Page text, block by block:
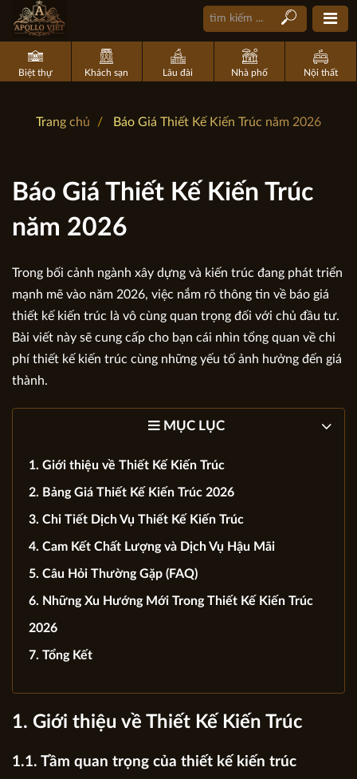
Biệt thự Khách sạn Lâu đài Nhà phố Nội thất
Trang chủ Báo Giá Thiết Kế Kiến Trúc năm 2026
Báo Giá Thiết Kế Kiến Trúc
năm 2026
Trong bối cảnh ngành xây dựng và kiến trúc đang phát triển
mạnh mẽ vào năm 2026, việc nắm rõ thông tin về báo giá
thiết kế kiến trúc là vô cùng quan trọng đối với chủ đầu tư.
Bài viết này sẽ cung cấp cho bạn cái nhìn tổng quan về chi
phí thiết kế kiến trúc cùng những yếu tố ảnh hưởng đến giá
thành.
MỤC LỤC
1. Giới thiệu về Thiết Kế Kiến Trúc
2. Bảng Giá Thiết Kế Kiến Trúc 2026
3. Chi Tiết Dịch Vụ Thiết Kế Kiến Trúc
4. Cam Kết Chất Lượng và Dịch Vụ Hậu Mãi
5. Câu Hỏi Thường Gặp (FAQ)
6. Những Xu Hướng Mới Trong Thiết Kế Kiến Trúc
2026
7. Tổng Kết
1. Giới thiệu về Thiết Kế Kiến Trúc
1.1. Tầm quan trọng của thiết kế kiến trúc